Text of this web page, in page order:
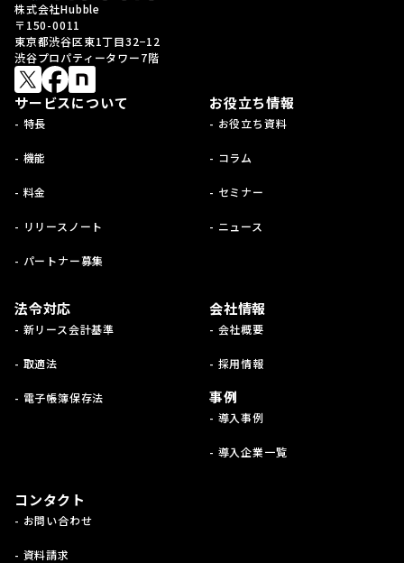
株式会社Hubble
〒150-0011
東京都渋谷区東1丁目32−12
渋谷プロパティータワー7階
サービスについて
- 特長
- 機能
- 料金
- リリースノート
- パートナー募集
お役立ち情報
- お役立ち資料
- コラム
- セミナー
- ニュース
法令対応
- 新リース会計基準
- 取適法
- 電子帳簿保存法
会社情報
- 会社概要
- 採用情報
事例
- 導入事例
- 導入企業一覧
コンタクト
- お問い合わせ
- 資料請求